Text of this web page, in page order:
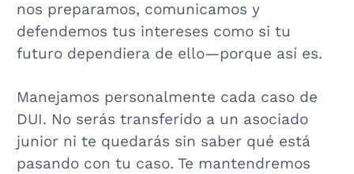
nos preparamos, comunicamos y
defendemos tus intereses como si tu
futuro dependiera de ello—porque así es.
Manejamos personalmente cada caso de
DUI. No serás transferido a un asociado
junior ni te quedarás sin saber qué está
pasando con tu caso. Te mantendremos